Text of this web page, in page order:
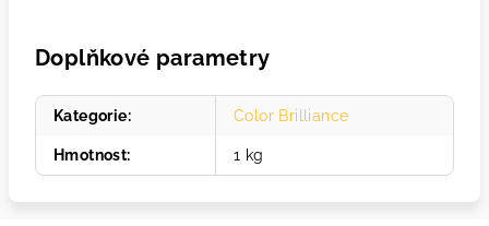
Doplňkové parametry
Kategorie: Color Brilliance
Hmotnost: 1 kg